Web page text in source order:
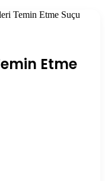
Temin Etme Suçu
Etme